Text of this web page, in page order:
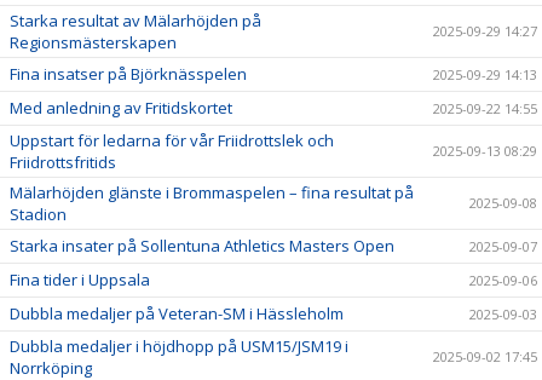
Starka resultat av Mälarhöjden på
Regionsmästerskapen
2025-09-29 14:27
Fina insatser på Björknässpelen 2025-09-29 14:13
Med anledning av Fritidskortet 2025-09-22 14:55
Uppstart för ledarna för vår Friidrottslek och
Friidrottsfritids
2025-09-13 08:29
Mälarhöjden glänste i Brommaspelen – fina resultat på
Stadion
2025-09-08
Starka insater på Sollentuna Athletics Masters Open 2025-09-07
Fina tider i Uppsala 2025-09-06
Dubbla medaljer på Veteran-SM i Hässleholm 2025-09-03
Dubbla medaljer i höjdhopp på USM15/JSM19 i
Norrköping
2025-09-02 17:45